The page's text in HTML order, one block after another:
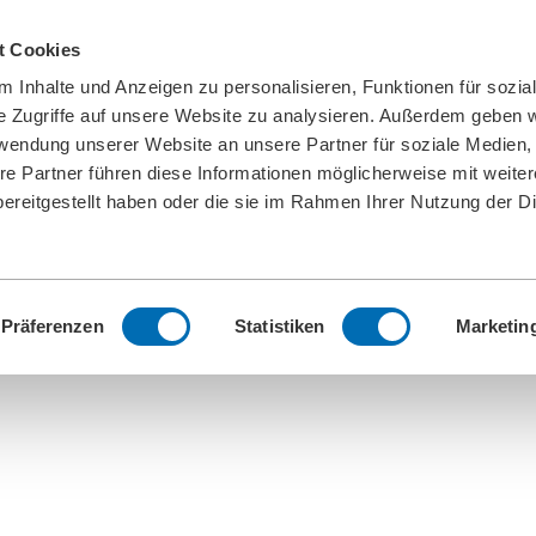
Cookies
Inhalte und Anzeigen zu personalisieren, Funktionen für
Zugriffe auf unsere Website zu analysieren. Außerdem geben
unserer Website an unsere Partner für soziale Medien,
Partner führen diese Informationen möglicherweise mit
haben oder die sie im Rahmen Ihrer Nutzung der
Präferenzen Statistiken